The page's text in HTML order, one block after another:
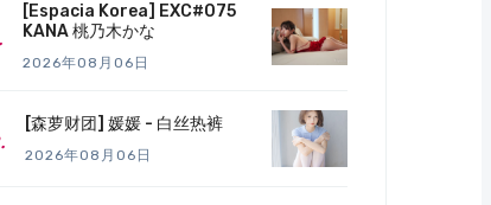
[Espacia Korea] EXC#075
KANA 桃乃木かな
2026年08月06日
[森萝财团] 媛媛 - 白丝热裤
2026年08月06日